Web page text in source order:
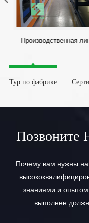
Производственная
Тур по фабрике
Позвоните
Почему вам нужны
знаниями и
выполнен